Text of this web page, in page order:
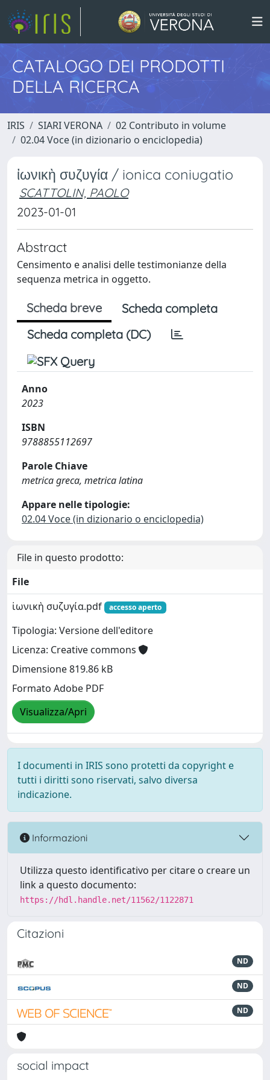
CATALOGO DEI PRODOTTI
DELLA RICERCA
IRIS SIARI VERONA
02 Contributo in volume
02.04 Voce (in dizionario o enciclopedia)
ἰωνικὴ συζυγία / ionica coniugatio
SCATTOLIN, PAOLO
2023-01-01
Abstract
Censimento e analisi delle testimonianze della
sequenza metrica in oggetto.
Scheda breve
Scheda completa
Scheda completa (DC)
Anno
2023
ISBN
9788855112697
Parole Chiave
metrica greca, metrica latina
Appare nelle tipologie:
02.04 Voce (in dizionario o enciclopedia)
File in questo prodotto:
File
ἰωνικὴ συζυγία.pdf
accesso aperto
Tipologia: Versione dell'editore
Licenza: Creative commons
Dimensione 819.86 kB
Formato Adobe PDF
Visualizza/Apri
I documenti in IRIS sono protetti da copyright e
tutti i diritti sono riservati, salvo diversa
indicazione.
Informazioni
Utilizza questo identificativo per citare o creare un
link a questo documento:
https://hdl.handle.net/11562/1122871
Citazioni
ND
ND
ND
social impact